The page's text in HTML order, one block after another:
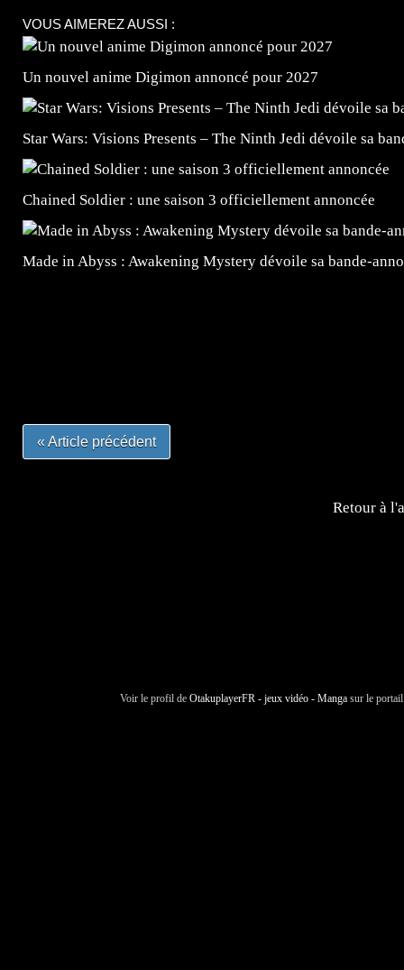
VOUS AIMEREZ AUSSI :
Un nouvel anime Digimon annoncé pour 2027
Star Wars: Visions Presents – The Ninth Jedi dévoile sa
Chained Soldier : une saison 3 officiellement annoncée
Made in Abyss : Awakening Mystery dévoile sa bande-
« Article précédent
Retour à
Voir le profil de OtakuplayerFR - jeux vidéo - Manga sur le